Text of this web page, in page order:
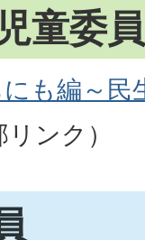
童委
にも編～民
リンク）